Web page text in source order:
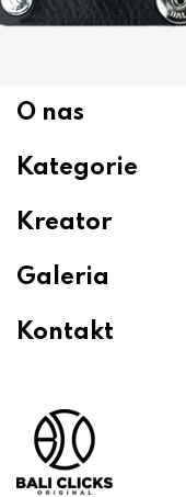
O nas
Kategorie
Kreator
Galeria
Kontakt